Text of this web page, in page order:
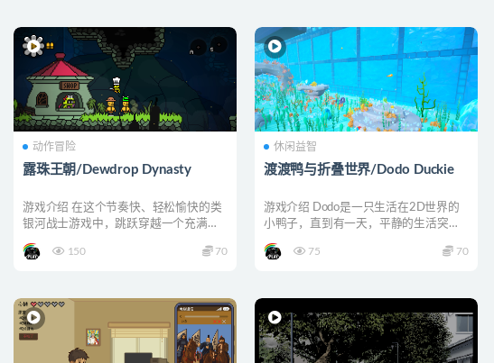
动作冒险
露珠王朝/Dewdrop Dynasty
游戏介绍 在这个节奏快、轻松愉快的类
银河战士游戏中，跳跃穿越一个充满奇
150
70
休闲益智
渡渡鸭与折叠世界/Dodo Duckie
游戏介绍 Dodo是一只生活在2D世界的
小鸭子，直到有一天，平静的生活突然
75
70